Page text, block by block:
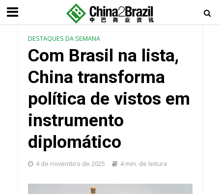
DESTAQUES DA SEMANA
Com Brasil na lista,
China transforma
política de vistos em
instrumento
diplomático
4 de novembro de 2025 4 min. de leitura